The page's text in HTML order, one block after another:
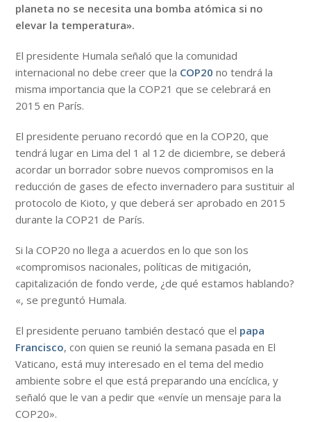
planeta no se necesita una bomba atómica si no
elevar la temperatura».
El presidente Humala señaló que la comunidad
internacional no debe creer que la COP20 no tendrá la
misma importancia que la COP21 que se celebrará en
2015 en París.
El presidente peruano recordó que en la COP20, que
tendrá lugar en Lima del 1 al 12 de diciembre, se deberá
acordar un borrador sobre nuevos compromisos en la
reducción de gases de efecto invernadero para sustituir al
protocolo de Kioto, y que deberá ser aprobado en 2015
durante la COP21 de París.
Si la COP20 no llega a acuerdos en lo que son los
«compromisos nacionales, políticas de mitigación,
capitalización de fondo verde, ¿de qué estamos hablando?
«, se preguntó Humala.
El presidente peruano también destacó que el papa
Francisco, con quien se reunió la semana pasada en El
Vaticano, está muy interesado en el tema del medio
ambiente sobre el que está preparando una encíclica, y
señaló que le van a pedir que «envíe un mensaje para la
COP20».